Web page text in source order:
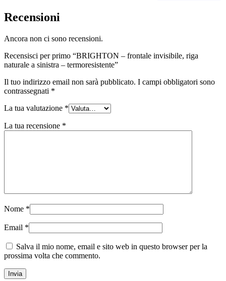
Recensioni
Ancora non ci sono recensioni.
Recensisci per primo “BRIGHTON – frontale invisibile, riga
naturale a sinistra – termoresistente”
Il tuo indirizzo email non sarà pubblicato. I campi obbligatori sono
contrassegnati *
La tua valutazione *
La tua recensione *
Nome *
Email *
Salva il mio nome, email e sito web in questo browser per la
prossima volta che commento.